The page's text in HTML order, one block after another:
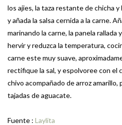
los ajies, la taza restante de chicha y
y añada la salsa cernida a la carne.
marinando la carne, la panela rallada
hervir y reduzca la temperatura,
carne este muy suave,
rectifique la sal, y espolvoree con el
chivo acompañado de arroz
tajadas de aguacate.
Fuente : Laylita